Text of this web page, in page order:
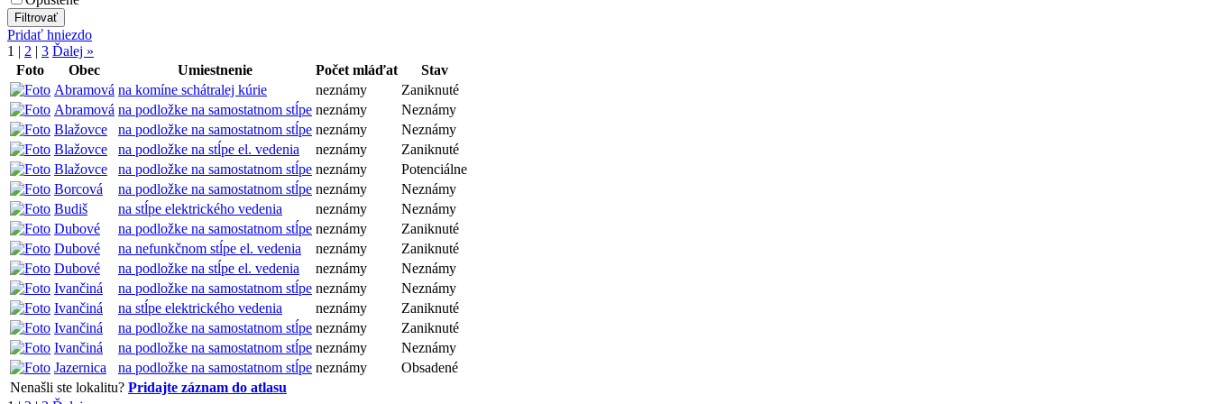
Pridať hniezdo
1 | 2 | 3 Ďalej »
Foto
Obec Umiestnenie Počet mláďat
Stav
Abramová na komíne schátralej kúrie neznámy
Zaniknuté
Abramová na podložke na samostatnom stĺpe neznámy
Neznámy
Blažovce
na podložke na samostatnom stĺpe neznámy
Neznámy
Blažovce
na podložke na stĺpe el. vedenia neznámy
Zaniknuté
Blažovce
na podložke na samostatnom stĺpe neznámy
Potenciálne
Borcová
na podložke na samostatnom stĺpe neznámy
Neznámy
Budiš
na stĺpe elektrického vedenia neznámy
Neznámy
Dubové
na podložke na samostatnom stĺpe neznámy
Zaniknuté
Dubové
na nefunkčnom stĺpe el. vedenia neznámy
Zaniknuté
Dubové
na podložke na stĺpe el. vedenia neznámy
Neznámy
Ivančiná
na podložke na samostatnom stĺpe neznámy
Neznámy
Ivančiná
na stĺpe elektrického vedenia neznámy
Zaniknuté
Ivančiná
na podložke na samostatnom stĺpe neznámy
Zaniknuté
Ivančiná
na podložke na samostatnom stĺpe neznámy
Neznámy
Jazernica
na podložke na samostatnom stĺpe neznámy
Obsadené
Nenašli ste lokalitu? Pridajte záznam do atlasu